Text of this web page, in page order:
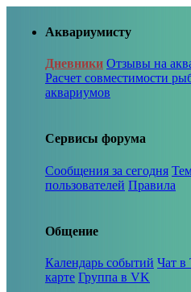
Аквариумисту
Дневники Отзывы на
Расчет совместимости
аквариумов
Сервисы форума
Сообщения за сегодня
пользователей Правила
Общение
Календарь событий Чат в
карте Группа в VK